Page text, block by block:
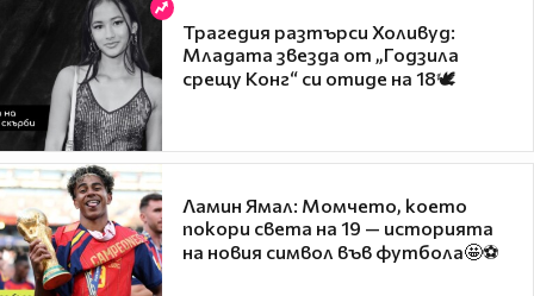
Трагедия разтърси Холивуд:
Младата звезда от „Годзила
срещу Конг“ си отиде на 18🕊️
Ламин Ямал: Момчето, което
покори света на 19 — историята
на новия символ във футбола🤩⚽